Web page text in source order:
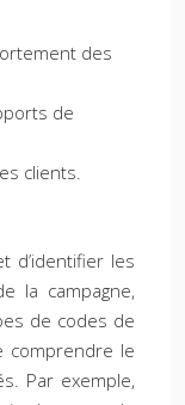
des
de
clients.
d’identifier les
la campagne,
de codes de
comprendre le
Par exemple,